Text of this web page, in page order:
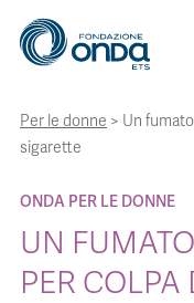
CHI SIAMO
CON CHI LAVORIAMO
STRUMENTI
Per le donne > Un
sigarette
ONDA PER LE DONNE
UN
PER COLPA